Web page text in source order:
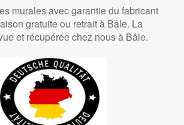
murales avec garantie du fabricant
gratuite ou retrait à Bâle. La
et récupérée chez nous à Bâle.